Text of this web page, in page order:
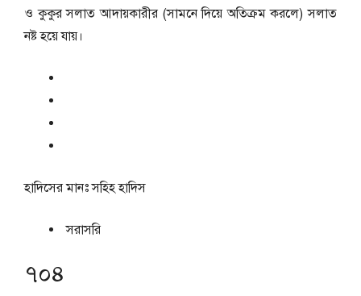
ও কুকুর সলাত আদায়কারীর (সামনে দিয়ে অতিক্রম করলে) সলাত
নষ্ট হয়ে যায়।
হাদিসের মানঃসহিহ হাদিস
সরাসরি
৭০৪